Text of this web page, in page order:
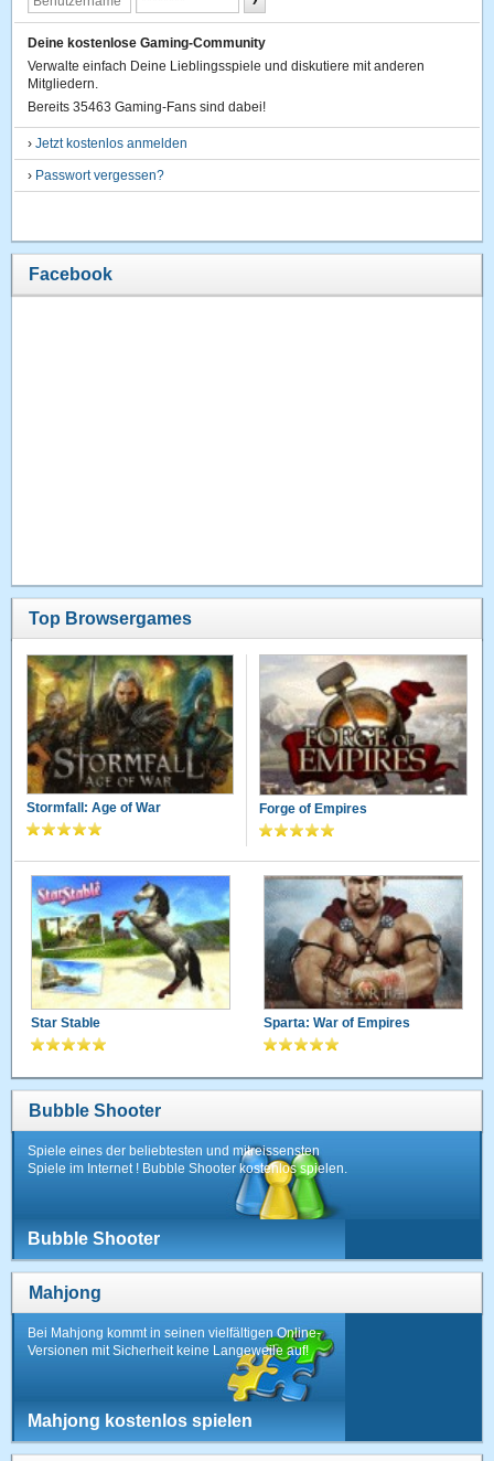
Deine kostenlose Gaming-Community
Verwalte einfach Deine Lieblingsspiele und diskutiere mit anderen
Mitgliedern.
Bereits 35463 Gaming-Fans sind dabei!
›Jetzt kostenlos anmelden
› Passwort vergessen?
Facebook
Top Browsergames
Stormfall: Age of War Forge of Empires
Star Stable Sparta: War of Empires
Bubble Shooter
Spiele eines der beliebtesten und mitreissensten
Spiele im Internet ! Bubble Shooter kostenlos spielen.
Bubble Shooter
Mahjong
Bei Mahjong kommt in seinen vielfältigen Online-
Versionen mit Sicherheit keine Langeweile auf!
Mahjong kostenlos spielen